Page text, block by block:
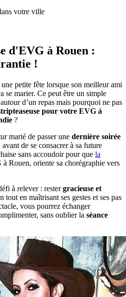
votre ville
d'EVG à Rouen :
!
petite fête lorsque son meilleur ami
se marier. Ce peut être un simple
d’un repas mais pourquoi ne pas
pour votre EVG à
?
marié de passer une dernière soirée
avant de se consacrer à sa future
sans accoudoir pour que la
Rouen, oriente sa chorégraphie vers
à relever : restergracieuse et
tout en maîtrisant ses gestes et ses pas
vous pourrez échanger
sans oublier la séance